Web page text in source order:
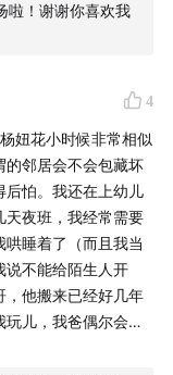
啦！谢谢你喜欢我
4
妞花小时候非常相似
的邻居会不会包藏坏
后怕。我还在上幼儿
天夜班，我经常需要
睡着了（而且我当
说不能给陌生人开
，他搬来已经好几年
儿，我爸偶尔会让
为外面的雨声被吵